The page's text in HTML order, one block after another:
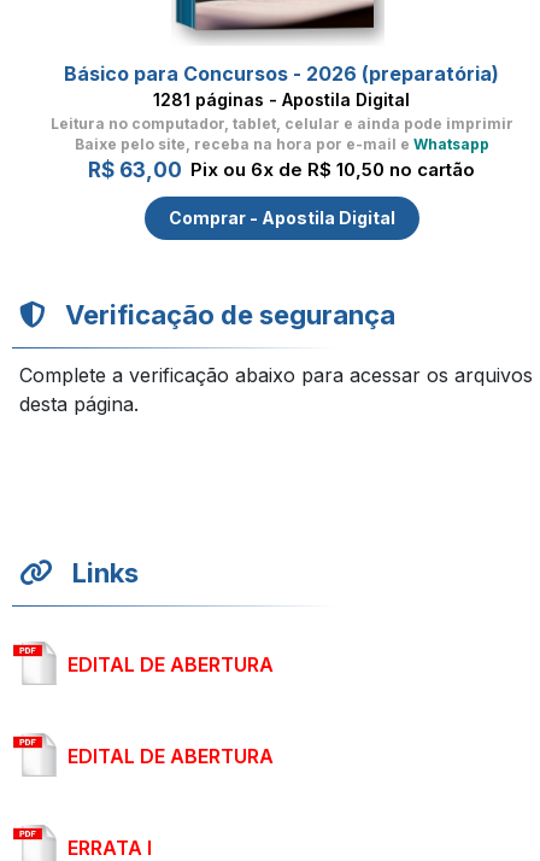
Básico para Concursos - 2026 (preparatória)
1281 páginas - Apostila Digital
Leitura no computador, tablet, celular e ainda pode imprimir
Baixe pelo site, receba na hora por e-mail e Whatsapp
R$ 63,00 Pix ou 6x de R$ 10,50 no cartão
Comprar - Apostila Digital
Verificação de segurança
Complete a verificação abaixo para acessar os arquivos
desta página.
Links
EDITAL DE ABERTURA
EDITAL DE ABERTURA
ERRATA I